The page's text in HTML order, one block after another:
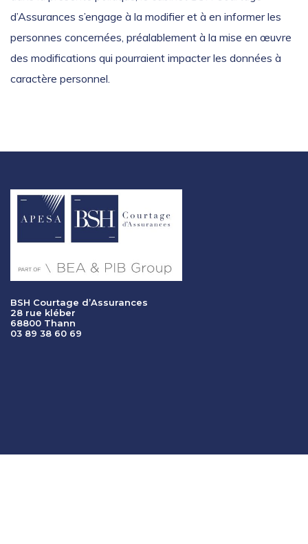
d’Assurances s’engage à la modifier et à en informer les
personnes concernées, préalablement à la mise en œuvre
des modifications qui pourraient impacter les données à
caractère personnel.
BSH Courtage d’Assurances
28 rue kléber
68800 Thann
03 89 38 60 69